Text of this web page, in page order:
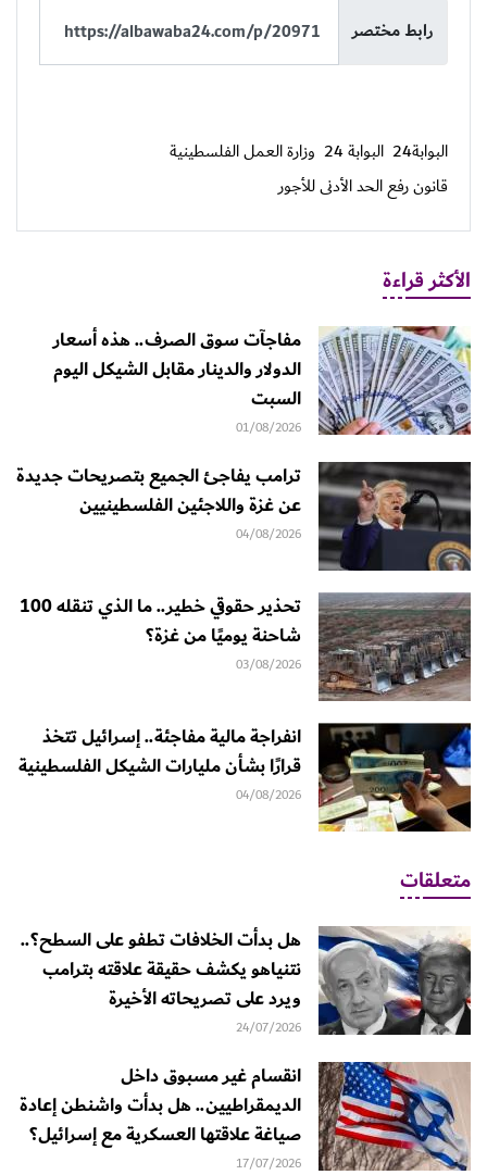
رابط مختصر
البوابة24 البوابة 24
وزارة العمل الفلسطينية
قانون رفع الحد الأدنى للأجور
الأكثر قراءة
مفاجآت سوق الصرف.. هذه أسعار
الدولار والدينار مقابل الشيكل اليوم
السبت
01/08/2026
ترامب يفاجئ الجميع بتصريحات جديدة
عن غزة واللاجئين الفلسطينيين
04/08/2026
تحذير حقوقي خطير.. ما الذي تنقله 100
شاحنة يوميًا من غزة؟
03/08/2026
انفراجة مالية مفاجئة.. إسرائيل تتخذ
قرارًا بشأن مليارات الشيكل الفلسطينية
04/08/2026
متعلقات
هل بدأت الخلافات تطفو على السطح؟..
نتنياهو يكشف حقيقة علاقته بترامب
ويرد على تصريحاته الأخيرة
24/07/2026
انقسام غير مسبوق داخل
الديمقراطيين.. هل بدأت واشنطن إعادة
صياغة علاقتها العسكرية مع إسرائيل؟
17/07/2026